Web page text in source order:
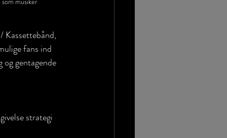
Kassettebånd,
fans ind
gentagende
strategi